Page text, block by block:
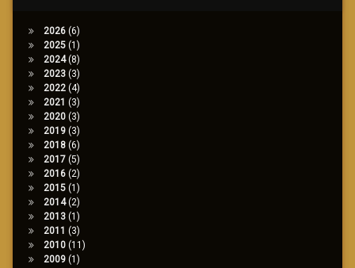
2026(6)
2025(1)
2024(8)
2023(3)
2022(4)
2021 (3)
2020(3)
2019(3)
2018(6)
2017(5)
2016(2)
2015(1)
2014(2)
2013(1)
2011 (3)
2010(11)
2009(1)